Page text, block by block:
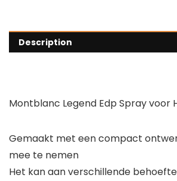
Description
Montblanc Legend Edp Spray voor
Gemaakt met een compact
mee te nemen
Het kan aan verschillende